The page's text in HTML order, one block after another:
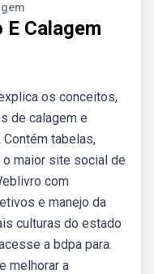
E Calagem
os conceitos,
de calagem e
tabelas,
maior site social de
com
e manejo da
culturas do estado
a bdpa para.
melhorar a